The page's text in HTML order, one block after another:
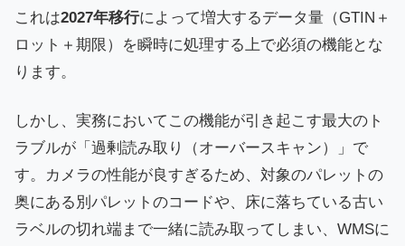
これは2027年移行によって増大するデータ量（GTIN＋
ロット＋期限）を瞬時に処理する上で必須の機能とな
ります。
しかし、実務においてこの機能が引き起こす最大のト
ラブルが「過剰読み取り（オーバースキャン）」で
す。カメラの性能が良すぎるため、対象のパレットの
奥にある別パレットのコードや、床に落ちている古い
ラベルの切れ端まで一緒に読み取ってしまい、WMSに